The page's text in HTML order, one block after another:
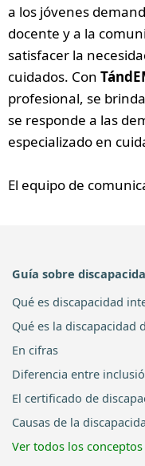
a los jóvenes
docente y a la
satisfacer la
cuidados. Con
profesional, se
se responde a las
especializado en
El equipo de
Guía sobre
Qué es discapacidad
Qué es la discapacidad
En cifras
Diferencia entre
El certificado de
Causas de la
Ver todos los